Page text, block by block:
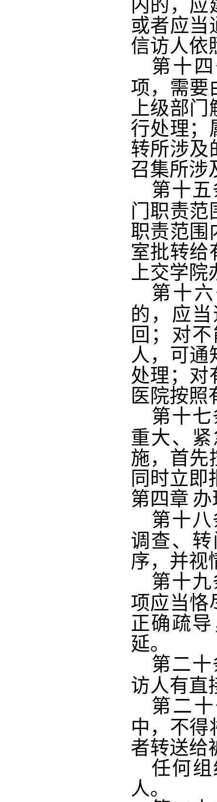
内的，
或者应当
信访人依
第十
项，需要
上级部门
行处理；
转所涉及
召集所涉
第十五
门职责范
职责范围
室批转给
上交学院
第十
的，应
回；对
人，可通
处理；对
医院按照
第十七
重大、
施，首先
同时立
第四章 办
第十八
调查、
序，并视
第十九
项应当恪
正确疏
延。
第二十
访人有直
第二
中，不得
者转送给
任何
人。